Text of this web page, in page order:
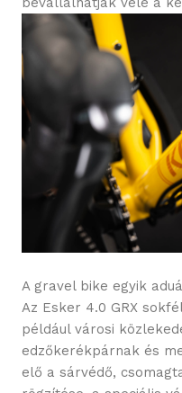
A gravel bike egyik
Az Esker 4.0 GRX
például városi
edzőkerékpárnak és
elő a sárvédő,